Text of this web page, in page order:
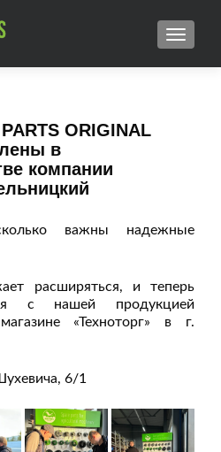
MENU
ORIGINAL
в
компании
важны надежные
расширяться, и теперь
с нашей продукцией
«Техноторг» в г.
6/1